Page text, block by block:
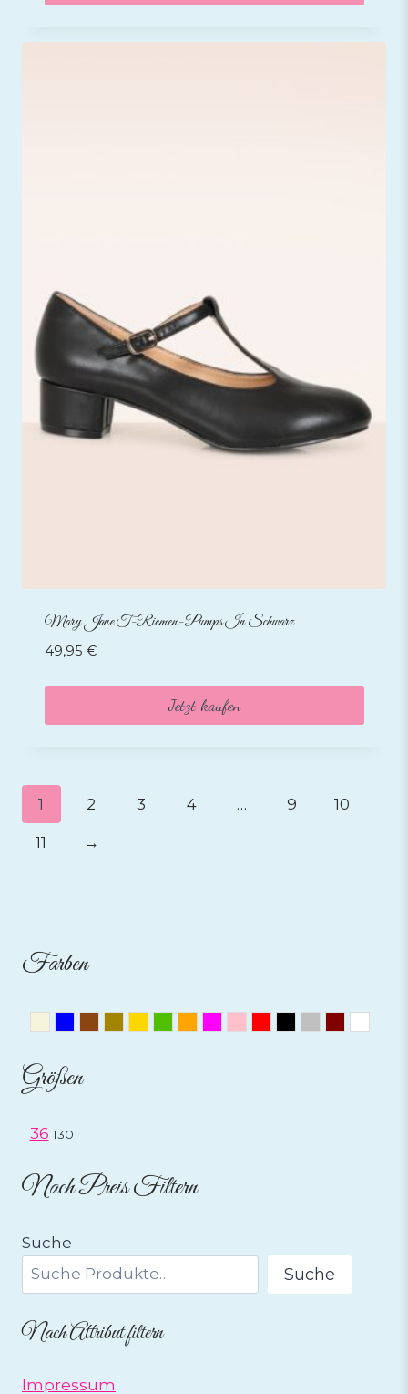
Mary Jane T-Riemen-Pumps In Schwarz
49,95 €
Jetzt kaufen
1 2 3 4 … 9 10
11 →
Farben
Größen
36 130
Nach Preis Filtern
Suche
Suche
Nach Attribut filtern
Impressum